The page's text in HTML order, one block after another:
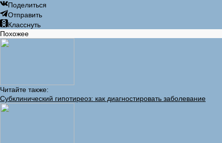
Поделиться
Отправить
Класснуть
Похожее
Читайте также:
Субклинический гипотиреоз: как диагностировать заболевание